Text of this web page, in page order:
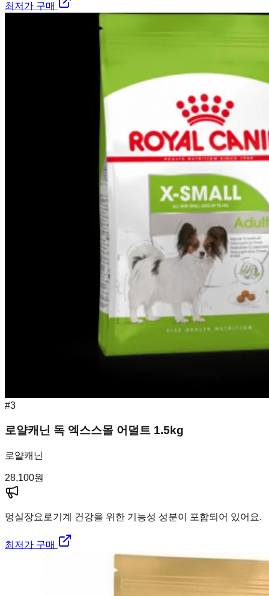
최저가 구매
#3
로얄캐닌 독 엑스스몰 어덜트 1.5kg
로얄캐닌
28,100원
멍실장요로기계 건강을 위한 기능성 성분이 포함되어 있어요.
최저가 구매